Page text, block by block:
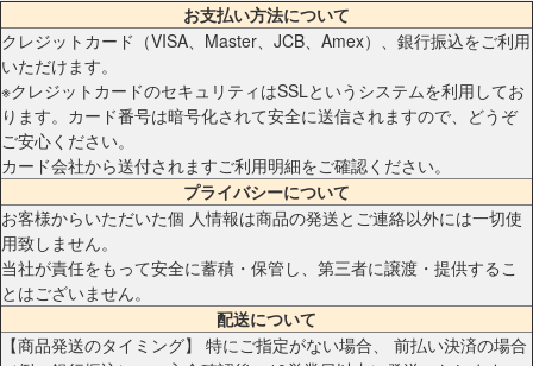
お支払い方法について
クレジットカード（VISA、Master、JCB、Amex）、銀行振込をご利用
いただけます。
※クレジットカードのセキュリティはSSLというシステムを利用してお
ります。カード番号は暗号化されて安全に送信されますので、どうぞ
ご安心ください。
カード会社から送付されますご利用明細をご確認ください。
プライバシーについて
お客様からいただいた個 人情報は商品の発送とご連絡以外には一切使
用致しません。
当社が責任をもって安全に蓄積・保管し、第三者に譲渡・提供するこ
とはございません。
配送について
【商品発送のタイミング】 特にご指定がない場合、 前払い決済の場合